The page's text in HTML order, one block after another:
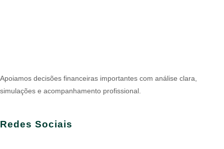
Apoiamos decisões financeiras importantes com análise clara,
simulações e acompanhamento profissional.
Redes Sociais